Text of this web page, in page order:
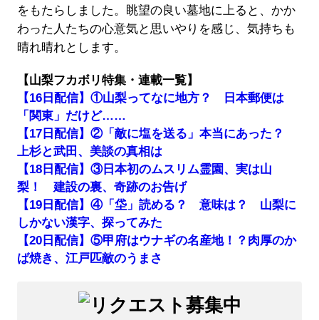
をもたらしました。眺望の良い墓地に上ると、かか
わった人たちの心意気と思いやりを感じ、気持ちも
晴れ晴れとします。
【山梨フカボリ特集・連載一覧】
【16日配信】①山梨ってなに地方？ 日本郵便は
「関東」だけど……
【17日配信】②「敵に塩を送る」本当にあった？
上杉と武田、美談の真相は
【18日配信】③日本初のムスリム霊園、実は山
梨！ 建設の裏、奇跡のお告げ
【19日配信】④「垈」読める？ 意味は？ 山梨に
しかない漢字、探ってみた
【20日配信】⑤甲府はウナギの名産地！？肉厚のか
ば焼き、江戸匹敵のうまさ